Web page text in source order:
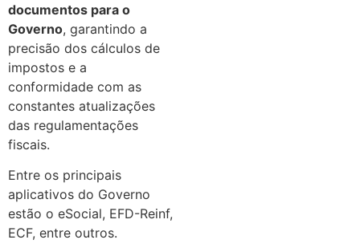
documentos para o
Governo, garantindo a
precisão dos cálculos de
impostos e a
conformidade com as
constantes atualizações
das regulamentações
fiscais.
Entre os principais
aplicativos do Governo
estão o eSocial, EFD-Reinf,
ECF, entre outros.